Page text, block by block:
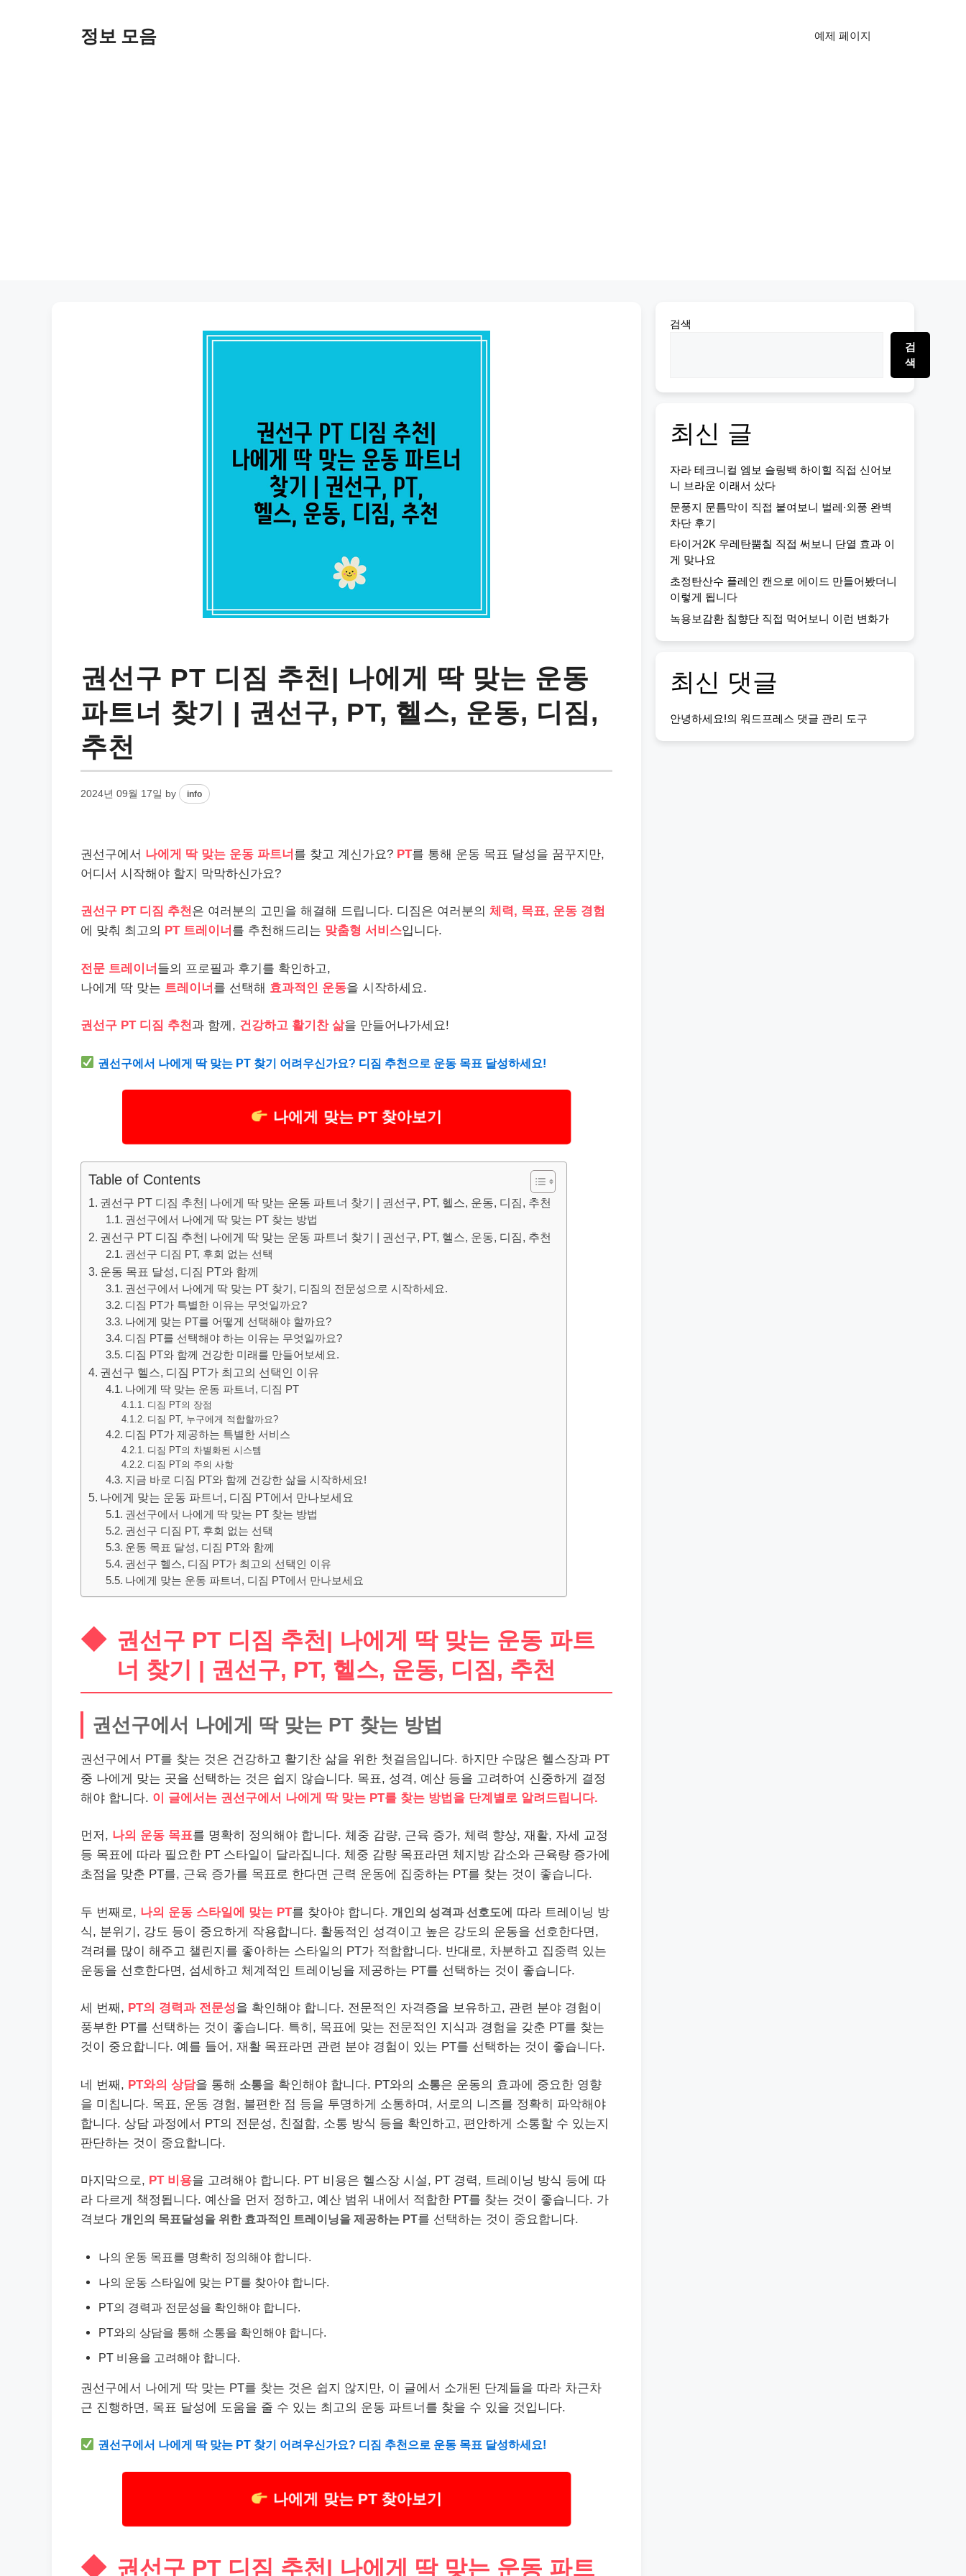
정보 모음 예제 페이지
권선구 PT 디짐 추천| 나에게 딱 맞는 운동
파트너 찾기 | 권선구, PT, 헬스, 운동, 디짐,
추천
2024년 09월 17일 by info
권선구에서 나에게 딱 맞는 운동 파트너 를 찾고 계신가요? PT를 통해 운동 목표 달성을 꿈꾸지만,
어디서 시작해야 할지 막막하신가요?
권선구 PT 디짐 추천은 여러분의 고민을 해결해 드립니다. 디짐은 여러분의 체력, 목표, 운동 경험
에 맞춰 최고의 PT 트레이너 를 추천해드리는 맞춤형 서비스입니다.
전문 트레이너 들의 프로필과 후기를 확인하고,
나에게 딱 맞는 트레이너 를 선택해 효과적인 운동을 시작하세요.
권선구 PT 디짐 추천과 함께, 건강하고 활기찬 삶을 만들어나가세요!
권선구에서 나에게 딱 맞는 PT 찾기 어려우신가요? 디짐 추천으로 운동 목표 달성하세요!
나에게 맞는 PT 찾아보기
Table of Contents
권선구 PT 디짐 추천| 나에게 딱 맞는 운동 파트너 찾기 | 권선구, PT, 헬스, 운동, 디짐, 추천
권선구에서 나에게 딱 맞는 PT 찾는 방법
권선구 PT 디짐 추천| 나에게 딱 맞는 운동 파트너 찾기 | 권선구, PT, 헬스, 운동, 디짐, 추천
권선구 디짐 PT, 후회 없는 선택
운동 목표 달성, 디짐 PT와 함께
권선구에서 나에게 딱 맞는 PT 찾기, 디짐의 전문성으로 시작하세요.
디짐 PT가 특별한 이유는 무엇일까요?
나에게 맞는 PT를 어떻게 선택해야 할까요?
디짐 PT를 선택해야 하는 이유는 무엇일까요?
디짐 PT와 함께 건강한 미래를 만들어보세요.
권선구 헬스, 디짐 PT가 최고의 선택인 이유
나에게 딱 맞는 운동 파트너, 디짐 PT
디짐 PT의 장점
디짐 PT, 누구에게 적합할까요?
디짐 PT가 제공하는 특별한 서비스
디짐 PT의 차별화된 시스템
디짐 PT의 주의 사항
지금 바로 디짐 PT와 함께 건강한 삶을 시작하세요!
나에게 맞는 운동 파트너, 디짐 PT에서 만나보세요
권선구에서 나에게 딱 맞는 PT 찾는 방법
권선구 디짐 PT, 후회 없는 선택
운동 목표 달성, 디짐 PT와 함께
권선구 헬스, 디짐 PT가 최고의 선택인 이유
나에게 맞는 운동 파트너, 디짐 PT에서 만나보세요
권선구 PT 디짐 추천| 나에게 딱 맞는 운동 파트
너 찾기 | 권선구, PT, 헬스, 운동, 디짐, 추천
권선구에서 나에게 딱 맞는 PT 찾는 방법
권선구에서 PT를 찾는 것은 건강하고 활기찬 삶을 위한 첫걸음입니다. 하지만 수많은 헬스장과 PT
중 나에게 맞는 곳을 선택하는 것은 쉽지 않습니다. 목표, 성격, 예산 등을 고려하여 신중하게 결정
해야 합니다. 이 글에서는 권선구에서 나에게 딱 맞는 PT를 찾는 방법을 단계별로 알려드립니다.
먼저, 나의 운동 목표를 명확히 정의해야 합니다. 체중 감량, 근육 증가, 체력 향상, 재활, 자세 교정
등 목표에 따라 필요한 PT 스타일이 달라집니다. 체중 감량 목표라면 체지방 감소와 근육량 증가에
초점을 맞춘 PT를, 근육 증가를 목표로 한다면 근력 운동에 집중하는 PT를 찾는 것이 좋습니다.
두 번째로, 나의 운동 스타일에 맞는 PT를 찾아야 합니다. 개인의 성격과 선호도에 따라 트레이닝 방
식, 분위기, 강도 등이 중요하게 작용합니다. 활동적인 성격이고 높은 강도의 운동을 선호한다면,
격려를 많이 해주고 챌린지를 좋아하는 스타일의 PT가 적합합니다. 반대로, 차분하고 집중력 있는
운동을 선호한다면, 섬세하고 체계적인 트레이닝을 제공하는 PT를 선택하는 것이 좋습니다.
세 번째, PT의 경력과 전문성을 확인해야 합니다. 전문적인 자격증을 보유하고, 관련 분야 경험이
풍부한 PT를 선택하는 것이 좋습니다. 특히, 목표에 맞는 전문적인 지식과 경험을 갖춘 PT를 찾는
것이 중요합니다. 예를 들어, 재활 목표라면 관련 분야 경험이 있는 PT를 선택하는 것이 좋습니다.
네 번째, PT와의 상담을 통해 소통을 확인해야 합니다. PT와의 소통은 운동의 효과에 중요한 영향
을 미칩니다. 목표, 운동 경험, 불편한 점 등을 투명하게 소통하며, 서로의 니즈를 정확히 파악해야
합니다. 상담 과정에서 PT의 전문성, 친절함, 소통 방식 등을 확인하고, 편안하게 소통할 수 있는지
판단하는 것이 중요합니다.
마지막으로, PT 비용을 고려해야 합니다. PT 비용은 헬스장 시설, PT 경력, 트레이닝 방식 등에 따
라 다르게 책정됩니다. 예산을 먼저 정하고, 예산 범위 내에서 적합한 PT를 찾는 것이 좋습니다. 가
격보다 개인의 목표달성을 위한 효과적인 트레이닝을 제공하는 PT를 선택하는 것이 중요합니다.
나의 운동 목표를 명확히 정의해야 합니다.
나의 운동 스타일에 맞는 PT를 찾아야 합니다.
PT의 경력과 전문성을 확인해야 합니다.
PT와의 상담을 통해 소통을 확인해야 합니다.
PT 비용을 고려해야 합니다.
권선구에서 나에게 딱 맞는 PT를 찾는 것은 쉽지 않지만, 이 글에서 소개된 단계들을 따라 차근차
근 진행하면, 목표 달성에 도움을 줄 수 있는 최고의 운동 파트너를 찾을 수 있을 것입니다.
권선구에서 나에게 딱 맞는 PT 찾기 어려우신가요? 디짐 추천으로 운동 목표 달성하세요!
나에게 맞는 PT 찾아보기
권선구 PT 디짐 추천| 나에게 딱 맞는 운동 파트
검색
검
색
최신 글
자라 테크니컬 엠보 슬링백 하이힐 직접 신어보
니 브라운 이래서 샀다
문풍지 문틈막이 직접 붙여보니 벌레·외풍 완벽
차단 후기
타이거2K 우레탄뿜칠 직접 써보니 단열 효과 이
게 맞나요
초정탄산수 플레인 캔으로 에이드 만들어봤더니
이렇게 됩니다
녹용보감환 침향단 직접 먹어보니 이런 변화가
최신 댓글
안녕하세요!의 워드프레스 댓글 관리 도구